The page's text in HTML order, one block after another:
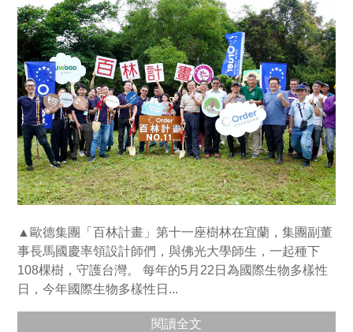
▲歐德集團「百林計畫」第十一座樹林在宜蘭，集團副董
事長馬國慶率領設計師們，與佛光大學師生，一起種下
108棵樹，守護台灣。 每年的5月22日為國際生物多樣性
日，今年國際生物多樣性日...
閱讀全文